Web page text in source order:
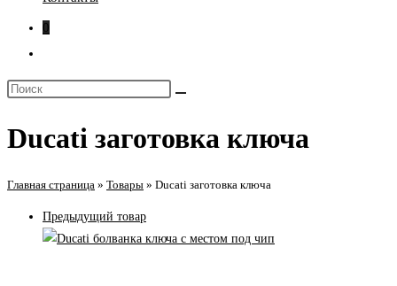
0
по
сайту
Поиск
сайте
Ducati заготовка ключа
Главная страница » Товары » Ducati заготовка ключа
Предыдущий товар